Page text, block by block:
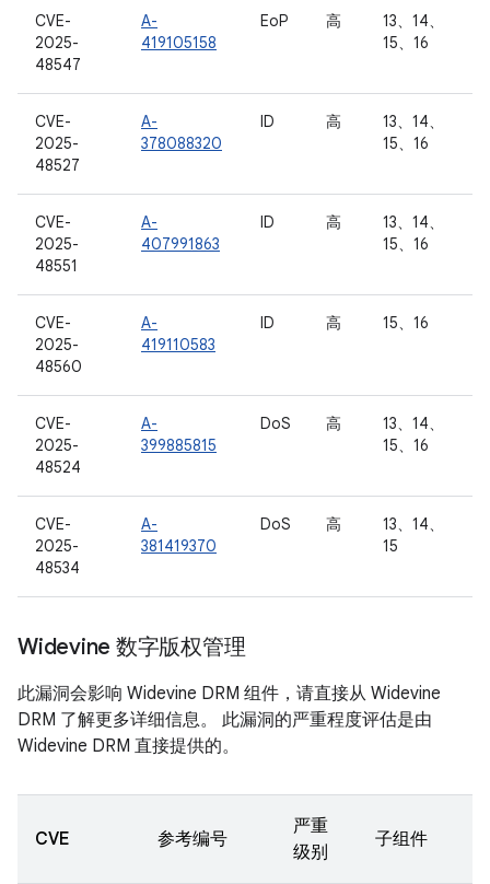
CVE-
2025-
48547
A-
419105158
EoP 高
13、14、
15、16
CVE-
2025-
48527
A-
378088320
ID 高
13、14、
15、16
CVE-
2025-
48551
A-
407991863
ID 高
13、14、
15、16
CVE-
2025-
48560
A-
419110583
ID 高 15、16
CVE-
2025-
48524
A-
399885815
DoS 高
13、14、
15、16
CVE-
2025-
48534
A-
381419370
DoS 高
13、14、
15
Widevine 数字版权管理
此漏洞会影响 Widevine DRM 组件，请直接从 Widevine
DRM 了解更多详细信息。 此漏洞的严重程度评估是由
Widevine DRM 直接提供的。
CVE 参考编号
严重
级别
子组件